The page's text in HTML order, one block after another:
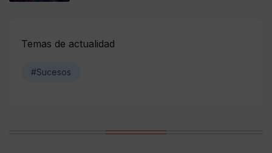
Temas de actualidad
#Sucesos